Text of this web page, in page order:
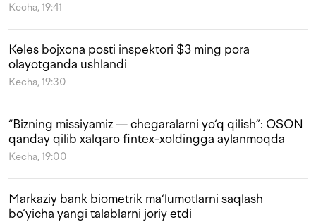
Kecha, 19:41
Keles bojxona posti inspektori $3 ming pora
olayotganda ushlandi
Kecha, 19:30
“Bizning missiyamiz — chegaralarni yo‘q qilish”: OSON
qanday qilib xalqaro fintex-xoldingga aylanmoqda
Kecha, 19:00
Markaziy bank biometrik ma‘lumotlarni saqlash
bo‘yicha yangi talablarni joriy etdi